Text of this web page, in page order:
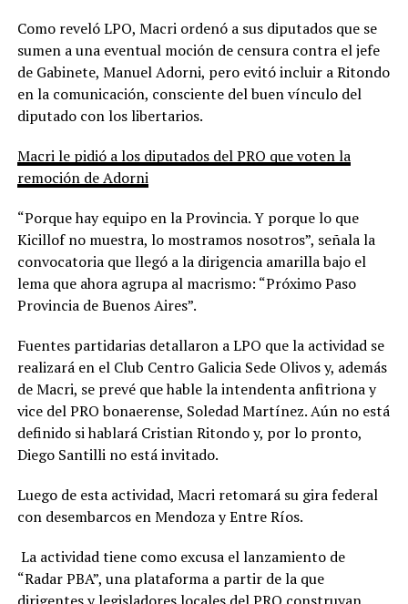
Como reveló LPO, Macri ordenó a sus diputados que se
sumen a una eventual moción de censura contra el jefe
de Gabinete, Manuel Adorni, pero evitó incluir a Ritondo
en la comunicación, consciente del buen vínculo del
diputado con los libertarios.
Macri le pidió a los diputados del PRO que voten la
remoción de Adorni
“Porque hay equipo en la Provincia. Y porque lo que
Kicillof no muestra, lo mostramos nosotros”, señala la
convocatoria que llegó a la dirigencia amarilla bajo el
lema que ahora agrupa al macrismo: “Próximo Paso
Provincia de Buenos Aires”.
Fuentes partidarias detallaron a LPO que la actividad se
realizará en el Club Centro Galicia Sede Olivos y, además
de Macri, se prevé que hable la intendenta anfitriona y
vice del PRO bonaerense, Soledad Martínez. Aún no está
definido si hablará Cristian Ritondo y, por lo pronto,
Diego Santilli no está invitado.
Luego de esta actividad, Macri retomará su gira federal
con desembarcos en Mendoza y Entre Ríos.
La actividad tiene como excusa el lanzamiento de
“Radar PBA”, una plataforma a partir de la que